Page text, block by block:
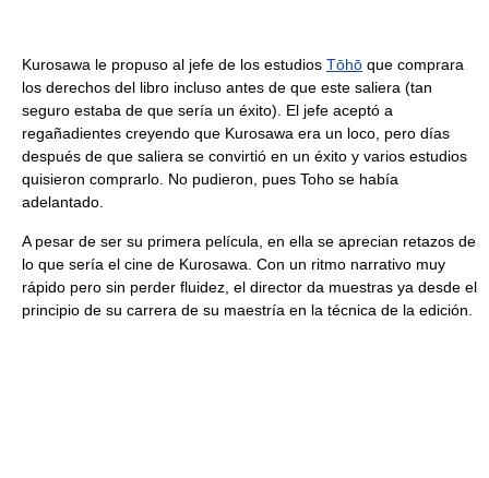
Kurosawa le propuso al jefe de los estudios Tōhō que comprara
los derechos del libro incluso antes de que este saliera (tan
seguro estaba de que sería un éxito). El jefe aceptó a
regañadientes creyendo que Kurosawa era un loco, pero días
después de que saliera se convirtió en un éxito y varios estudios
quisieron comprarlo. No pudieron, pues Toho se había
adelantado.
A pesar de ser su primera película, en ella se aprecian retazos de
lo que sería el cine de Kurosawa. Con un ritmo narrativo muy
rápido pero sin perder fluidez, el director da muestras ya desde el
principio de su carrera de su maestría en la técnica de la edición.